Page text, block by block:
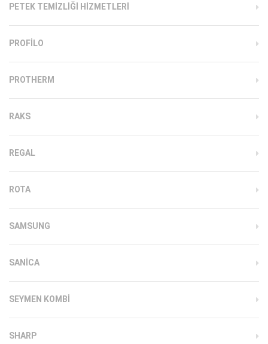
PETEK TEMIZLIĞI HIZMETLERI
PROFILO
PROTHERM
RAKS
REGAL
ROTA
SAMSUNG
SANICA
SEYMEN KOMBI
SHARP